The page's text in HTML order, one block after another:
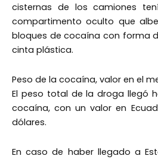
cisternas de los camiones
compartimento oculto que
bloques de cocaína con forma
cinta plástica.
Peso de la cocaína, valor en el
El peso total de la droga llegó
cocaína, con un valor en
dólares.
En caso de haber llegado a